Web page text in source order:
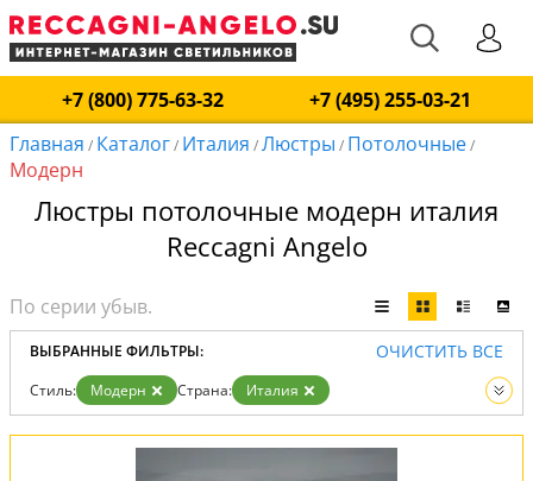
+7 (800) 775-63-32
+7 (495) 255-03-21
Главная / Каталог/ Италия /Люстры / Потолочные/
Модерн
Люстры потолочные модерн италия
Reccagni Angelo
ВЫБРАННЫЕ ФИЛЬТРЫ: ОЧИСТИТЬ ВСЕ
Стиль: Модерн Страна:
Италия
Тип:
Потолочные Вид: Люстры